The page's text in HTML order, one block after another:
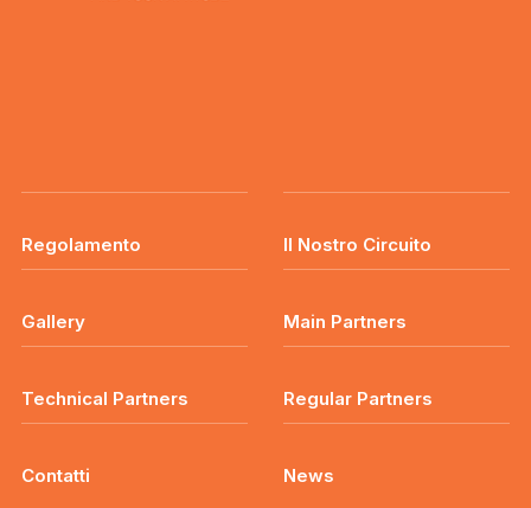
Regolamento Il Nostro Circuito
Gallery Main Partners
Technical Partners Regular Partners
Contatti News